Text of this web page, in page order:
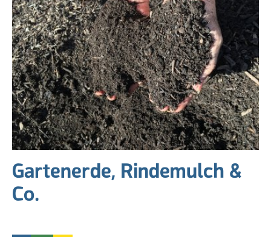
Gartenerde, Rindemulch &
Co.